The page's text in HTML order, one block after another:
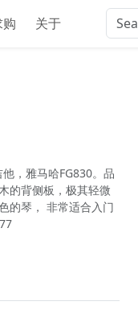
关于
，雅马哈FG830。品
的背侧板，极其轻微
的琴， 非常适合入门